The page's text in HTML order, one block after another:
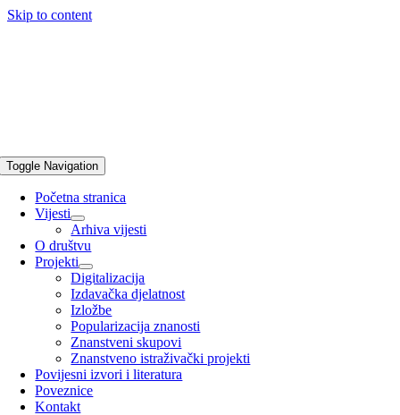
Skip to content
Toggle Navigation
Početna stranica
Vijesti
Arhiva vijesti
O društvu
Projekti
Digitalizacija
Izdavačka djelatnost
Izložbe
Popularizacija znanosti
Znanstveni skupovi
Znanstveno istraživački projekti
Povijesni izvori i literatura
Poveznice
Kontakt